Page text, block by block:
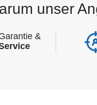
unser
&